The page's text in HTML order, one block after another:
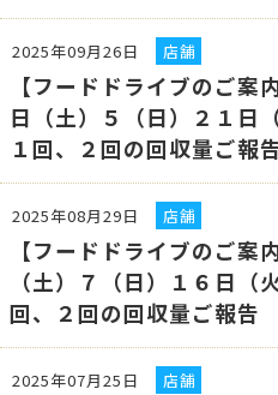
2025年09月26日 店舗
【フードドライブのご案
日（土）５（日）２１日
１回、２回の回収量ご報
2025年08月29日 店舗
【フードドライブのご案
（土）７（日）１６日（
回、２回の回収量ご報告
2025年07月25日 店舗